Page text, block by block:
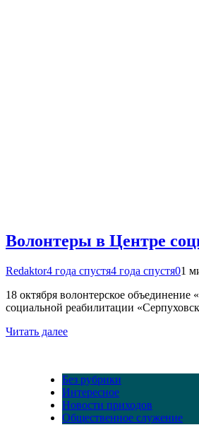
Волонтеры в Центре
Redaktor4 года спустя4 года спустя01
18 октября волонтерское
социальной реабилитации
Читать далее
Без рубрики
Интересное
Новости приходов
Общественное служение